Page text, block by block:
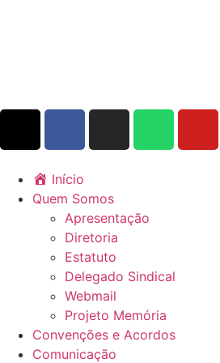
Início
Quem Somos
Apresentação
Diretoria
Estatuto
Delegado Sindical
Webmail
Projeto Memória
Convenções e Acordos
Comunicação